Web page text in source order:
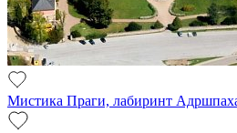
Мистика Праги, лабиринт